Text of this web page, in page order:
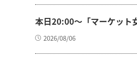
本日20:00～「マーケット
2026/08/06